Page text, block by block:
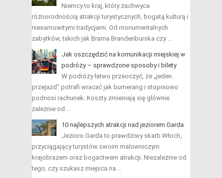
Niemcy to kraj, który zachwyca
różnorodnością atrakcji turystycznych, bogatą kulturą i
niesamowitymi tradycjami. Od monumentalnych
zabytków, takich jak Brama Brandenburska czy …
Jak oszczędzić na komunikacji miejskiej w
podróży – sprawdzone sposoby i bilety
W podróży łatwo przeoczyć, że „jeden
przejazd” potrafi wracać jak bumerang i stopniowo
podnosi rachunek. Koszty zmieniają się głównie
zależnie od …
10 najlepszych atrakcji nad jeziorem Garda
Jezioro Garda to prawdziwy skarb Włoch,
przyciągający turystów swoim malowniczym
krajobrazem oraz bogactwem atrakcji. Niezależnie od
tego, czy szukasz miejsca na …